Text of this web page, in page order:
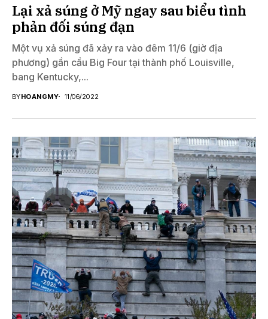
Lại xả súng ở Mỹ ngay sau biểu tình
phản đối súng đạn
Một vụ xả súng đã xảy ra vào đêm 11/6 (giờ địa
phương) gần cầu Big Four tại thành phố Louisville,
bang Kentucky,...
BYHOANGMY 11/06/2022